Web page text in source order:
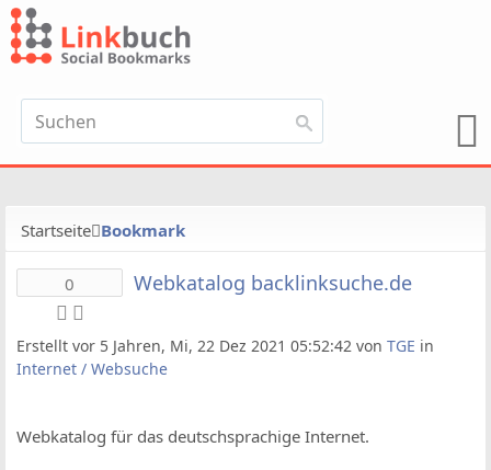
Startseite Bookmark
0 Webkatalog backlinksuche.de
Erstellt vor 5 Jahren, Mi, 22 Dez 2021 05:52:42 von TGE in
Internet / Websuche
Webkatalog für das deutschsprachige Internet.